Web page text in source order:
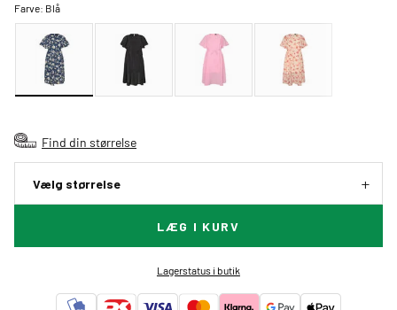
Farve: Blå
Find din størrelse
Vælg størrelse
LÆG I KURV
Lagerstatus i butik